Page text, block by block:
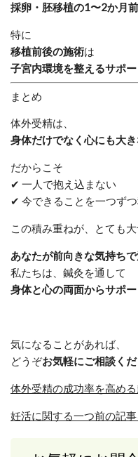
採卵・胚移植の1〜2か月
特に
移植前後の施術は
子宮内環境を整えるサポー
まとめ
体外受精は、
身体だけでなく心にも大
だからこそ
✔ 一人で抱え込まない
✔ 今できることを一つず
この積み重ねが、とても大
あなたが前向きな気持ちで
私たちは、鍼灸を通して
身体と心の両面からサポー
気になることがあれば、
どうぞお気軽にご相談く
体外受精の成功率を高め
妊活に関する一つ前の記